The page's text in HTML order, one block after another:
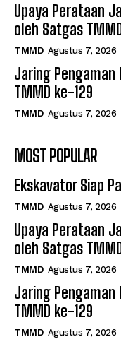
Upaya Perataan
oleh Satgas
TMMD Agustus 7, 2026
Jaring Pengaman
TMMD ke-129
TMMD Agustus 7, 2026
MOST POPULAR
Ekskavator Siap
TMMD Agustus 7, 2026
Upaya Perataan
oleh Satgas
TMMD Agustus 7, 2026
Jaring Pengaman
TMMD ke-129
TMMD Agustus 7, 2026